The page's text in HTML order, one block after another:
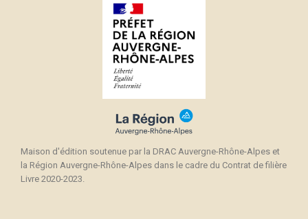
Maison d'édition soutenue par la DRAC Auvergne-Rhône-Alpes et
la Région Auvergne-Rhône-Alpes dans le cadre du Contrat de filière
Livre 2020-2023.